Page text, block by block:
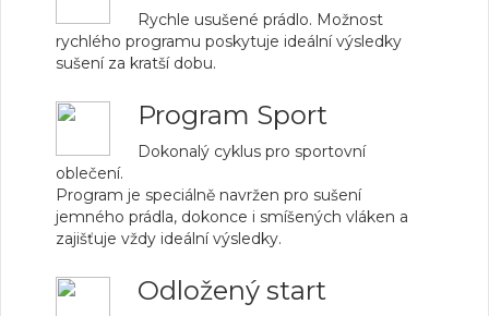
Rychle usušené prádlo. Možnost
rychlého programu poskytuje ideální výsledky
sušení za kratší dobu.
Program Sport
Dokonalý cyklus pro sportovní
oblečení.
Program je speciálně navržen pro sušení
jemného prádla, dokonce i smíšených vláken a
zajišťuje vždy ideální výsledky.
Odložený start